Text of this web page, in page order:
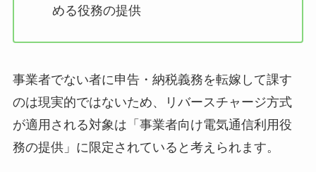
める役務の提供
事業者でない者に申告・納税義務を転嫁して課す
のは現実的ではないため、リバースチャージ方式
が適用される対象は「事業者向け電気通信利用役
務の提供」に限定されていると考えられます。